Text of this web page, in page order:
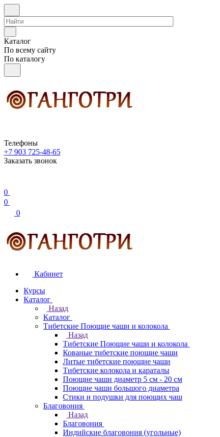
Каталог
По всему сайту
По каталогу
Телефоны
+7 903 725-48-65
Заказать звонок
0
0
0
Кабинет
Курсы
Каталог
Назад
Каталог
Тибетские Поющие чаши и колокола
Назад
Тибетские Поющие чаши и колокола
Кованые тибетские поющие чаши
Литые тибетские поющие чаши
Тибетские колокола и караталы
Поющие чаши диаметр 5 см - 20 см
Поющие чаши большого диаметра
Стики и подушки для поющих чаш
Благовония
Назад
Благовония
Индийские благовония (угольные)